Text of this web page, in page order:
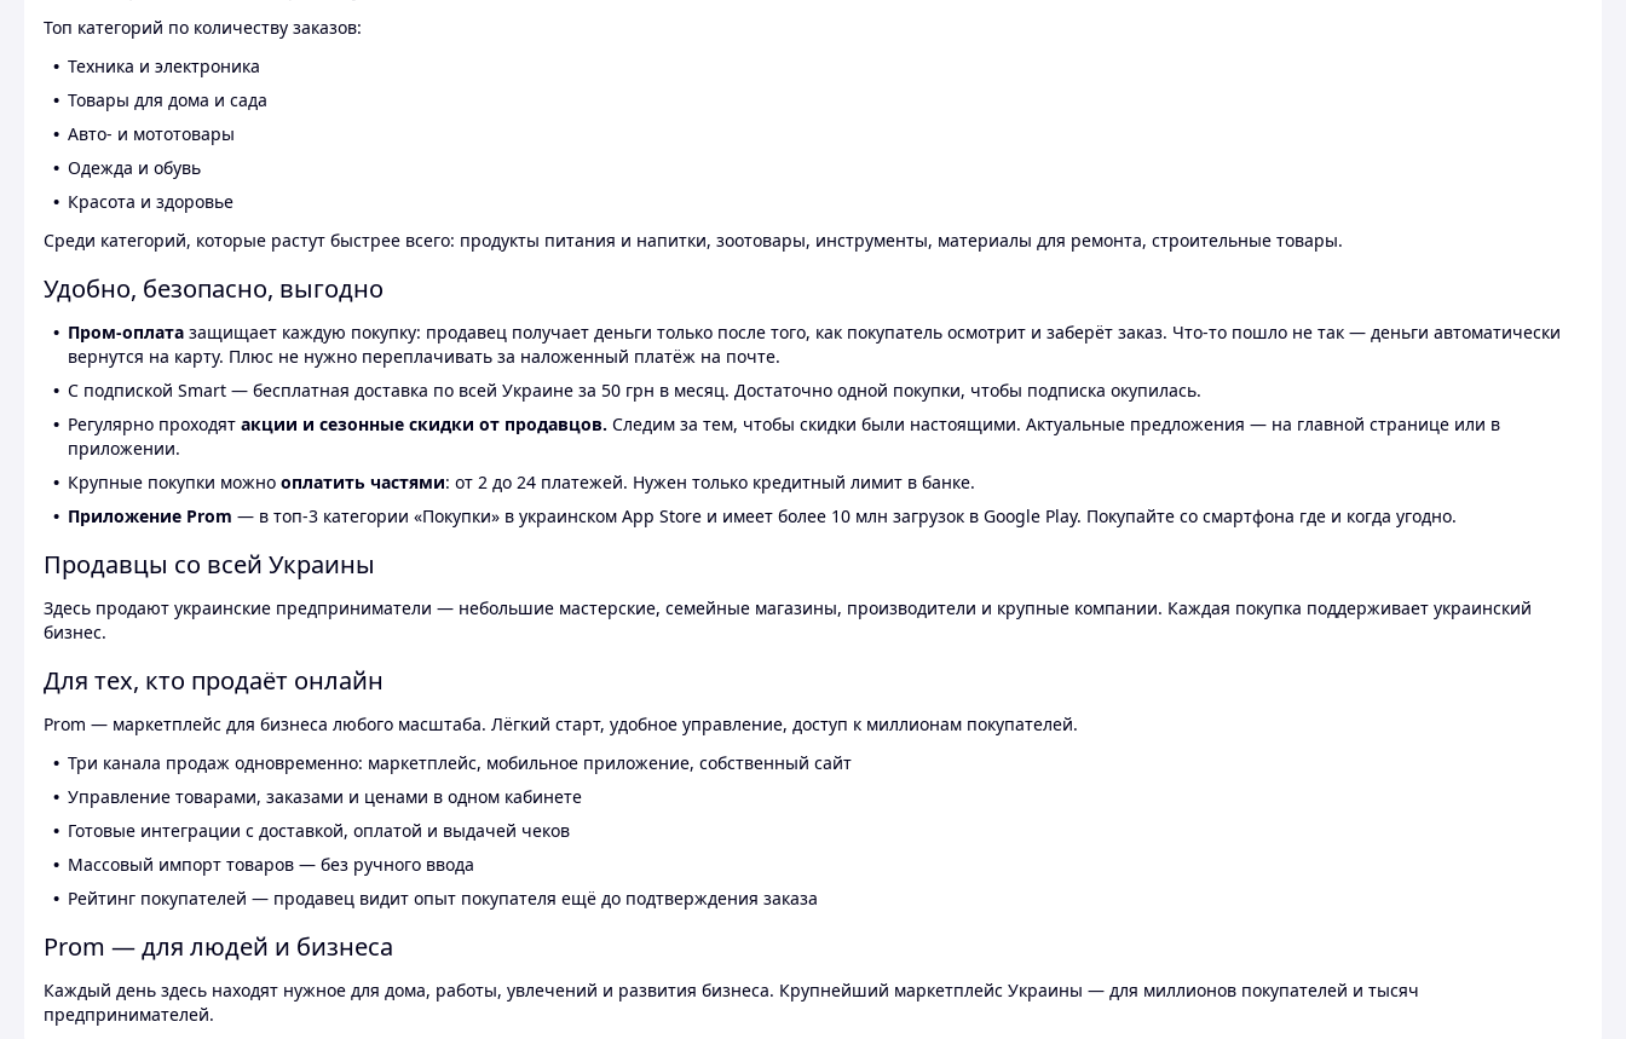
Топ категорий по количеству заказов:
Техника и электроника
Товары для дома и сада
Авто- и мототовары
Одежда и обувь
Красота и здоровье
Среди категорий, которые растут быстрее всего: продукты питания и напитки, зоотовары, инструменты, материалы для ремонта, строительные товары.
Удобно, безопасно, выгодно
Пром-оплата защищает каждую покупку: продавец получает деньги только после того, как покупатель осмотрит и заберёт заказ. Что-то пошло не так — деньги автоматически
вернутся на карту. Плюс не нужно переплачивать за наложенный платёж на почте.
С подпиской Smart — бесплатная доставка по всей Украине за 50 грн в месяц. Достаточно одной покупки, чтобы подписка окупилась.
Регулярно проходят акции и сезонные скидки от продавцов. Следим за тем, чтобы скидки были настоящими. Актуальные предложения — на главной странице или в
приложении.
Крупные покупки можно оплатить частями: от 2 до 24 платежей. Нужен только кредитный лимит в банке.
Приложение Prom — в топ-3 категории «Покупки» в украинском App Store и имеет более 10 млн загрузок в Google Play. Покупайте со смартфона где и когда угодно.
Продавцы со всей Украины
Здесь продают украинские предприниматели — небольшие мастерские, семейные магазины, производители и крупные компании. Каждая покупка поддерживает украинский
бизнес.
Для тех, кто продаёт онлайн
Prom — маркетплейс для бизнеса любого масштаба. Лёгкий старт, удобное управление, доступ к миллионам покупателей.
Три канала продаж одновременно: маркетплейс, мобильное приложение, собственный сайт
Управление товарами, заказами и ценами в одном кабинете
Готовые интеграции с доставкой, оплатой и выдачей чеков
Массовый импорт товаров — без ручного ввода
Рейтинг покупателей — продавец видит опыт покупателя ещё до подтверждения заказа
Prom — для людей и бизнеса
Каждый день здесь находят нужное для дома, работы, увлечений и развития бизнеса. Крупнейший маркетплейс Украины — для миллионов покупателей и тысяч
предпринимателей.